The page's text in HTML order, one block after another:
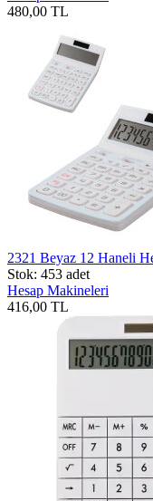
480,00 TL
2321 Beyaz 12 Haneli
Stok: 453 adet
Hesap Makineleri
416,00 TL